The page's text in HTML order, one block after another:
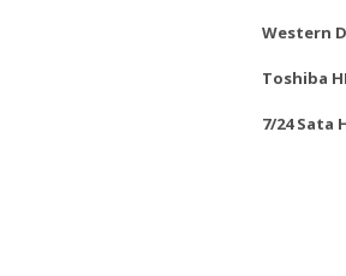
Western
Toshiba
7/24 Sata